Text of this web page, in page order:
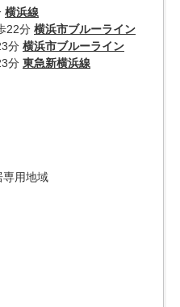
横浜線
22分 横浜市ブルーライン
分 横浜市ブルーライン
分 東急新横浜線
専用地域